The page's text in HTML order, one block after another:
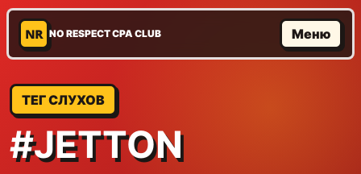
NR NO RESPECT CPA CLUB Меню
ТЕГ СЛУХОВ
#JETTON